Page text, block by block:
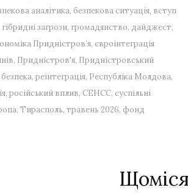
аналітика, безпекова ситуація, вступ
гібридні загрози, громадянство, дайджест,
Придністров’я, євроінтеграція
, Придністров'я, Придністровський
, реінтеграція, Республіка Молдова,
, російський вплив, СЕНСС, суспільні
, Тирасполь, травень 2026, фонд